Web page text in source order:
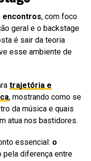
encontros, com foco
geral e o backstage
é sair da teoria
esse ambiente de
trajetória e
, mostrando como se
da música e quais
atua nos bastidores.
essencial: o
pela diferença entre